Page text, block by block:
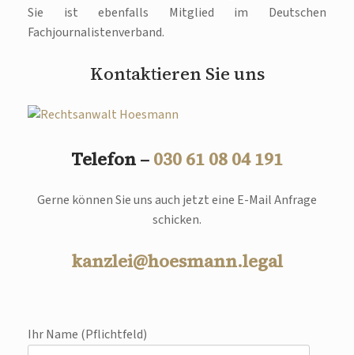
Sie ist ebenfalls Mitglied im Deutschen
Fachjournalistenverband.
Kontaktieren Sie uns
Telefon – 030 61 08 04 191
Gerne können Sie uns auch jetzt eine E-Mail Anfrage
schicken.
kanzlei@hoesmann.legal
Ihr Name (Pflichtfeld)